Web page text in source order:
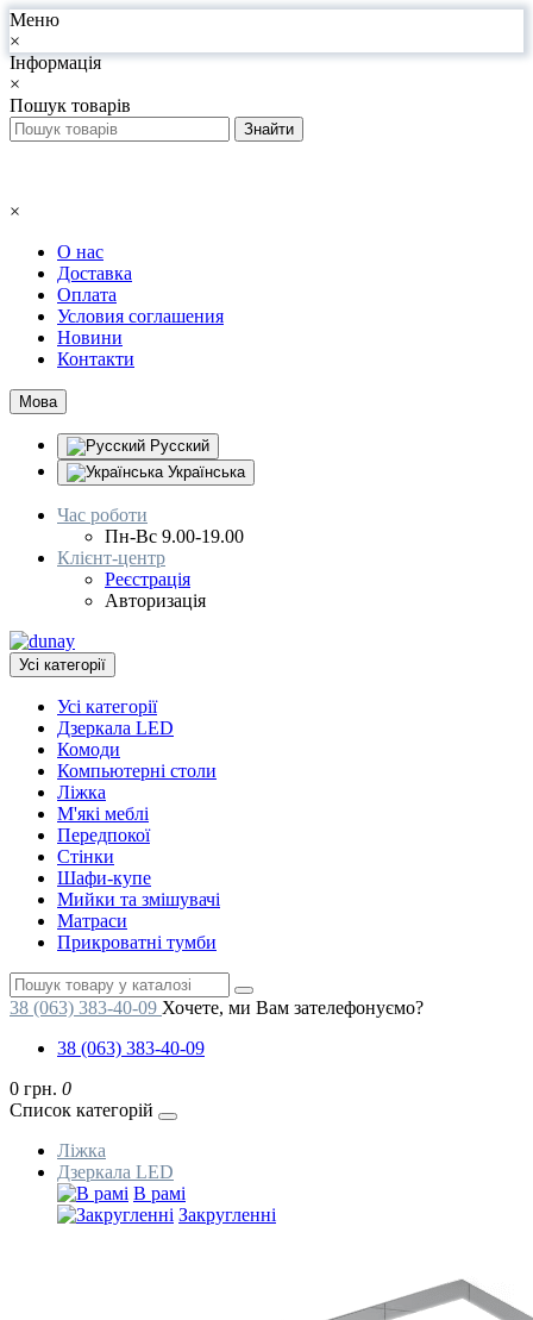
Меню
×
Інформація
×
Пошук товарів
×
О нас
Доставка
Оплата
Условия соглашения
Новини
Контакти
Мова
Русский
Українська
Час роботи
Пн-Вс 9.00-19.00
Клієнт-центр
Реєстрація
Авторизація
Усі категорії
Усі категорії
Дзеркала LED
Комоди
Компьютерні столи
Ліжка
М'які меблі
Передпокої
Стінки
Шафи-купе
Мийки та змішувачі
Матраси
Прикроватні тумби
38 (063) 383-40-09 Хочете, ми Вам зателефонуємо?
38 (063) 383-40-09
0 грн. 0
Список категорій
Ліжка
Дзеркала LED
В рамі
Закругленні